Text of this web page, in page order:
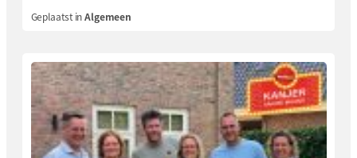
Geplaatst inAlgemeen